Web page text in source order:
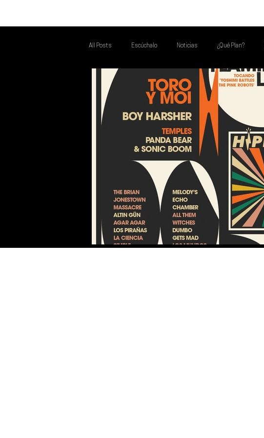
All Posts Escúchalo Noticias ¿Qué Plan?
Talento Mexa Que Debes Escuchar Flash Round
Álbumes de la Semana